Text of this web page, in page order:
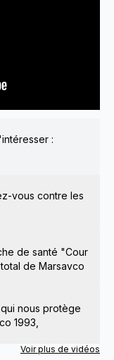
:
vous contre les
de santé "Cour
de Marsavco
nous protège
1993,
Voir plus de vidéos